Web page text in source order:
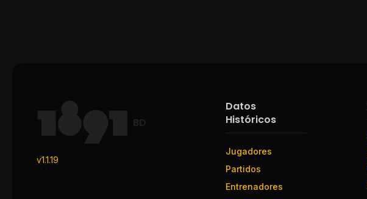
BD
v1.1.19
Datos
Históricos
Jugadores
Partidos
Entrenadores